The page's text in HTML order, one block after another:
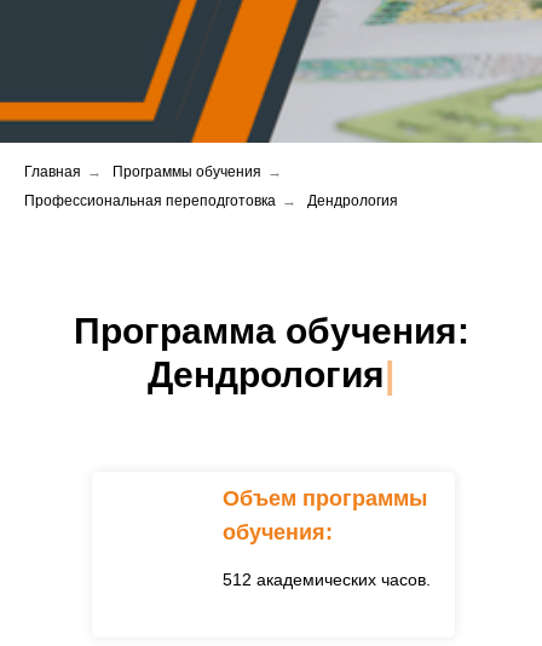
Главная → Программы обучения →
Профессиональная переподготовка → Дендрология
Программа обучения:
Д|
512 академических часов.
Объем программы
обучения: